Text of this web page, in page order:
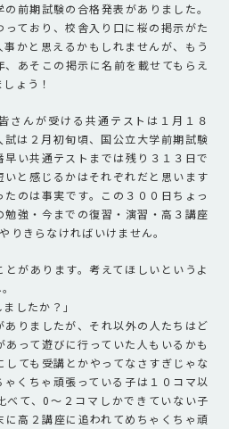
前期試験の合格発表がありました。
ており、校舎入り口に桜の掲示がた
かと思えるかもしれませんが、もう
あそこの掲示に名前を載せてもらえ
ょう！
さんが受ける共通テストは１月１８
は２月初旬頃、国公立大学前期試験
い共通テストまでは残り３１３日で
と感じるかはそれぞれだと思います
のは事実です。この３００日ちょっ
強・今までの復習・演習・高３講座
りきらなければいけません。
があります。考えてほしいというよ
したか？」
りましたが、それ以外の人たちはど
って遊びに行っていた人もいるかも
しても受講とかやってなさすぎじゃな
くちゃ頑張っている子は１０コマ以
べて、0～２コマしかできていない子
高２講座に追われてめちゃくちゃ頑